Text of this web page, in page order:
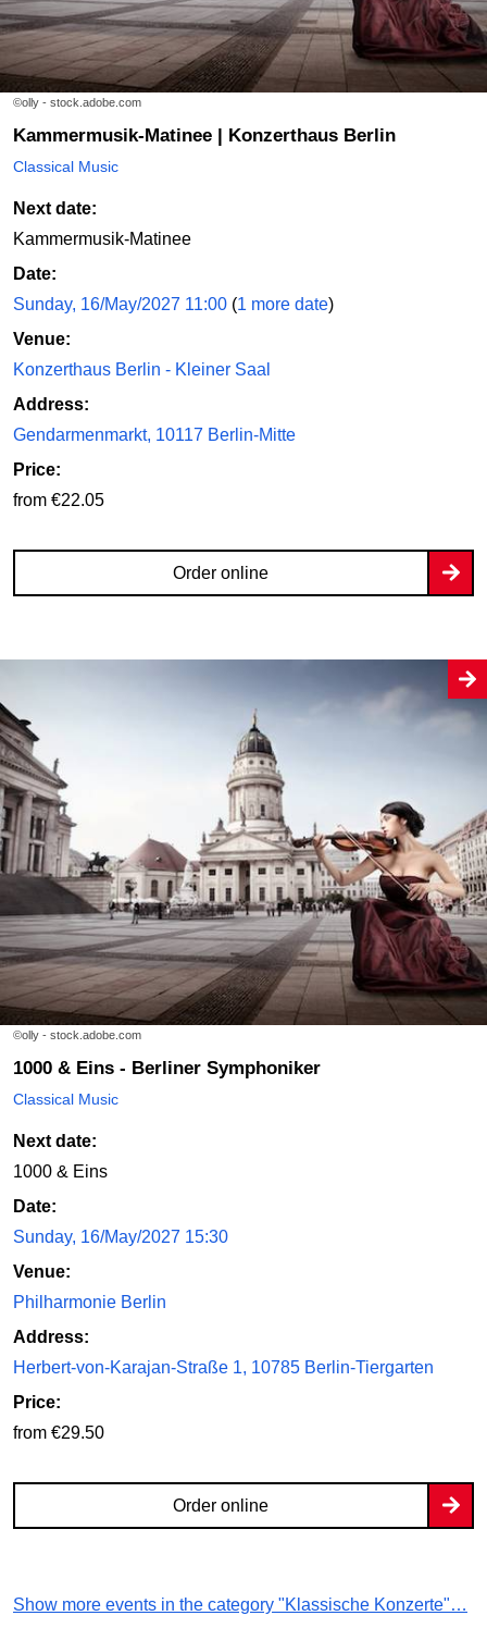
©olly - stock.adobe.com
Kammermusik-Matinee | Konzerthaus Berlin
Classical Music
Next date:
Kammermusik-Matinee
Date:
Sunday, 16/May/2027 11:00 (1 more date)
Venue:
Konzerthaus Berlin - Kleiner Saal
Address:
Gendarmenmarkt, 10117 Berlin-Mitte
Price:
from €22.05
Order online
©olly - stock.adobe.com
1000 & Eins - Berliner Symphoniker
Classical Music
Next date:
1000 & Eins
Date:
Sunday, 16/May/2027 15:30
Venue:
Philharmonie Berlin
Address:
Herbert-von-Karajan-Straße 1, 10785 Berlin-Tiergarten
Price:
from €29.50
Order online
Show more events in the category "Klassische Konzerte"…